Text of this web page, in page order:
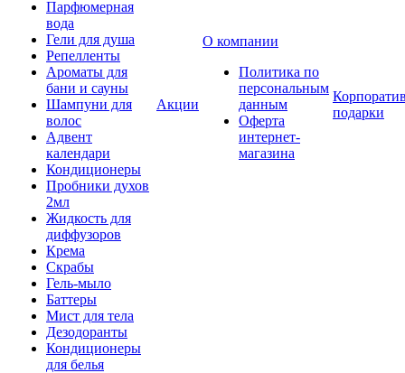
Парфюмерная
вода
Гели для душа
Репелленты
Ароматы для
бани и сауны
Шампуни для
волос
Адвент
календари
Кондиционеры
Пробники духов
2мл
Жидкость для
диффузоров
Крема
Скрабы
Гель-мыло
Баттеры
Мист для тела
Дезодоранты
Кондиционеры
для белья
Акции
О компании
Политика по
персональным
данным
Оферта
интернет-
магазина
подарки